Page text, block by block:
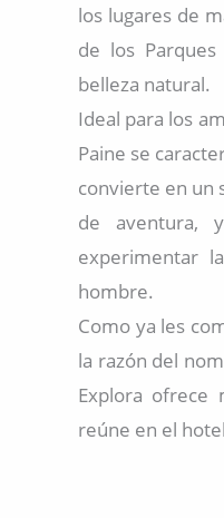
los lugares de
de los
belleza natural.
Ideal para los
Paine se
convierte en un
de aventura,
experimentar
hombre.
Como ya les
la razón del
Explora ofrece
reúne en el